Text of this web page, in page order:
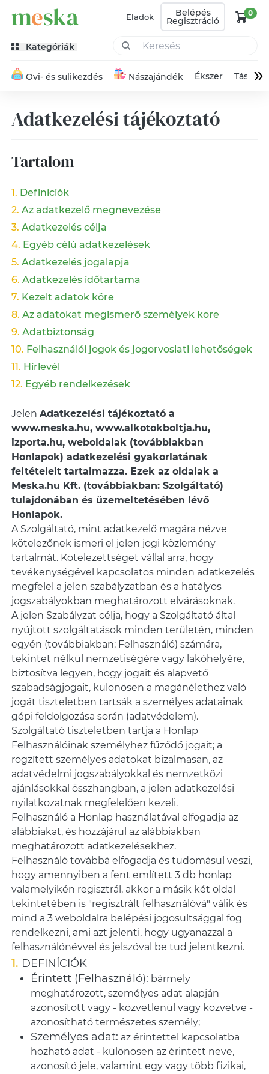
Eladok Belépés
Regisztráció
0
Kategóriák
Ovi- és sulikezdés Nászajándék Ékszer Táska»
Adatkezelési tájékoztató
Tartalom
Definíciók
Az adatkezelő megnevezése
Adatkezelés célja
Egyéb célú adatkezelések
Adatkezelés jogalapja
Adatkezelés időtartama
Kezelt adatok köre
Az adatokat megismerő személyek köre
Adatbiztonság
Felhasználói jogok és jogorvoslati lehetőségek
Hírlevél
Egyéb rendelkezések
Jelen Adatkezelési tájékoztató a
www.meska.hu, www.alkotokboltja.hu,
izporta.hu, weboldalak (továbbiakban
Honlapok) adatkezelési gyakorlatának
feltételeit tartalmazza. Ezek az oldalak a
Meska.hu Kft. (továbbiakban: Szolgáltató)
tulajdonában és üzemeltetésében lévő
Honlapok.
A Szolgáltató, mint adatkezelő magára nézve
kötelezőnek ismeri el jelen jogi közlemény
tartalmát. Kötelezettséget vállal arra, hogy
tevékenységével kapcsolatos minden adatkezelés
megfelel a jelen szabályzatban és a hatályos
jogszabályokban meghatározott elvárásoknak.
A jelen Szabályzat célja, hogy a Szolgáltató által
nyújtott szolgáltatások minden területén, minden
egyén (továbbiakban: Felhasználó) számára,
tekintet nélkül nemzetiségére vagy lakóhelyére,
biztosítva legyen, hogy jogait és alapvető
szabadságjogait, különösen a magánélethez való
jogát tiszteletben tartsák a személyes adatainak
gépi feldolgozása során (adatvédelem).
Szolgáltató tiszteletben tartja a Honlap
Felhasználóinak személyhez fűződő jogait; a
rögzített személyes adatokat bizalmasan, az
adatvédelmi jogszabályokkal és nemzetközi
ajánlásokkal összhangban, a jelen adatkezelési
nyilatkozatnak megfelelően kezeli.
Felhasználó a Honlap használatával elfogadja az
alábbiakat, és hozzájárul az alábbiakban
meghatározott adatkezelésekhez.
Felhasználó továbbá elfogadja és tudomásul veszi,
hogy amennyiben a fent említett 3 db honlap
valamelyikén regisztrál, akkor a másik két oldal
tekintetében is "regisztrált felhasználóvá" válik és
mind a 3 weboldalra belépési jogosultsággal fog
rendelkezni, ami azt jelenti, hogy ugyanazzal a
felhasználónévvel és jelszóval be tud jelentkezni.
DEFINÍCIÓK
Érintett (Felhasználó): bármely
meghatározott, személyes adat alapján
azonosított vagy - közvetlenül vagy közvetve -
azonosítható természetes személy;
Személyes adat: az érintettel kapcsolatba
hozható adat - különösen az érintett neve,
azonosító jele, valamint egy vagy több fizikai,